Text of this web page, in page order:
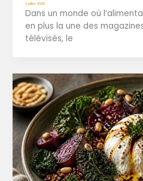
3 juillet 2026
Dans un monde où
en plus la une des
télévisés, le